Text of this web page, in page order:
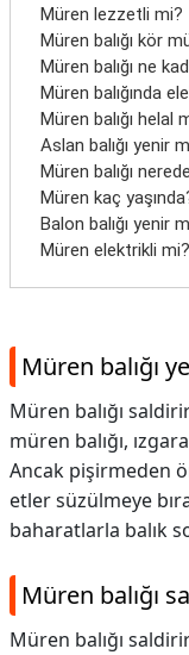
Müren lezzetli mi?
Müren balığı kör
Müren balığı ne
Müren balığında
Müren balığı helal
Aslan balığı yenir
Müren balığı
Müren kaç
Balon balığı yenir
Müren elektrikli mi?
Müren balığı
Müren balığı
müren balığı,
Ancak pişirmeden
etler süzülmeye
baharatlarla balık
Müren balığı
Müren balığı